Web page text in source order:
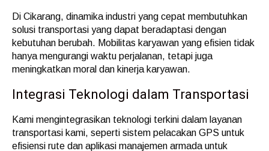
Di Cikarang, dinamika industri yang cepat membutuhkan
solusi transportasi yang dapat beradaptasi dengan
kebutuhan berubah. Mobilitas karyawan yang efisien tidak
hanya mengurangi waktu perjalanan, tetapi juga
meningkatkan moral dan kinerja karyawan.
Integrasi Teknologi dalam Transportasi
Kami mengintegrasikan teknologi terkini dalam layanan
transportasi kami, seperti sistem pelacakan GPS untuk
efisiensi rute dan aplikasi manajemen armada untuk